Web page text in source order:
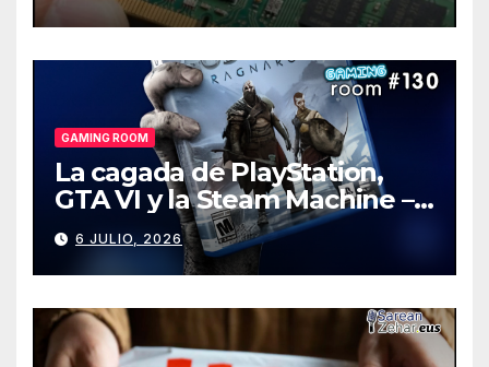
GAMING ROOM
La cagada de PlayStation,
GTA VI y la Steam Machine –
Gaming Room #130
6 JULIO, 2026